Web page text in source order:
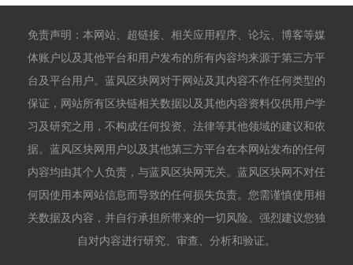
免责声明：本网站、超链接、相关应用程序、论坛、博客等媒
体账户以及其他平台和用户发布的所有内容均来源于第三方平
台及平台用户。蓝风区块网对于网站及其内容不作任何类型的
保证，网站所有区块链相关数据以及其他内容资料仅供用户学
习及研究之用，不构成任何投资、法律等其他领域的建议和依
据。蓝风区块网用户以及其他第三方平台在本网站发布的任何
内容均由其个人负责，与蓝风区块网无关。蓝风区块网不对任
何因使用本网站信息而导致的任何损失负责。您需谨慎使用相
关数据及内容，并自行承担所带来的一切风险。强烈建议您独
自对内容进行研究、审查、分析和验证。